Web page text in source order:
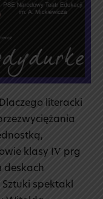
Dlaczego literacki
klasy IV prg
deskach
spektakl